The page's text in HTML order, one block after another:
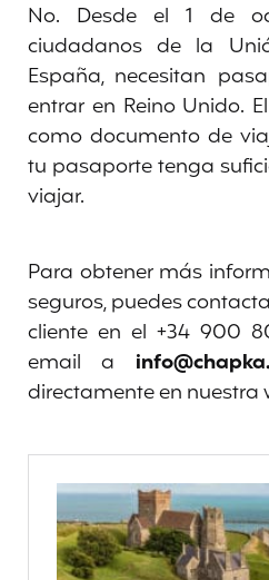
No. Desde el 1 de
ciudadanos de la
España, necesitan
entrar en Reino Unido.
como documento de
tu pasaporte tenga
viajar.
Para obtener más
seguros, puedes
cliente en el +34 900
email a
directamente en nuestra